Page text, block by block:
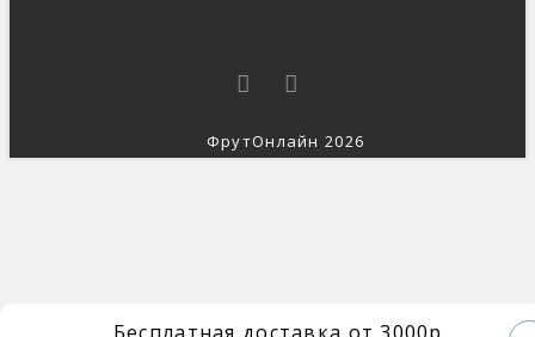
ФрутОнлайн 2026